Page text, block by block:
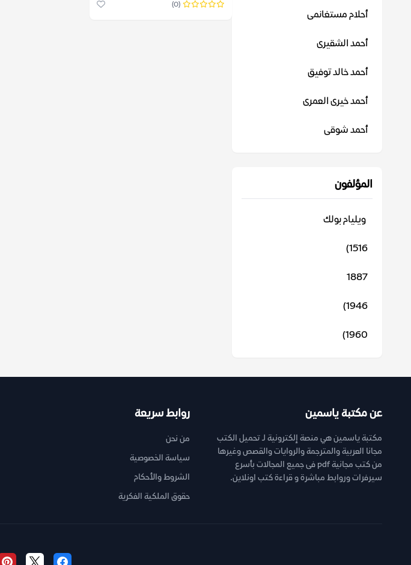
أحلام مستغانمى
أحمد الشقيرى
أحمد خالد توفيق
أحمد خيرى العمرى
أحمد شوقى
المؤلفون
‬ ويليام بولك
1516)
1887
1946)
1960)
(0)
عن مكتبة ياسمين
مكتبة ياسمين هي منصة إلكترونية لـ تحميل الكتب
مجانا العربية والمترجمة والروايات والقصص وغيرها
من كتب مجانية pdf فى جميع المجالات بأسرع
سيرفرات وروابط مباشرة و قراءة كتب اونلاين.
روابط سريعة
من نحن
سياسة الخصوصية
الشروط والأحكام
حقوق الملكية الفكرية